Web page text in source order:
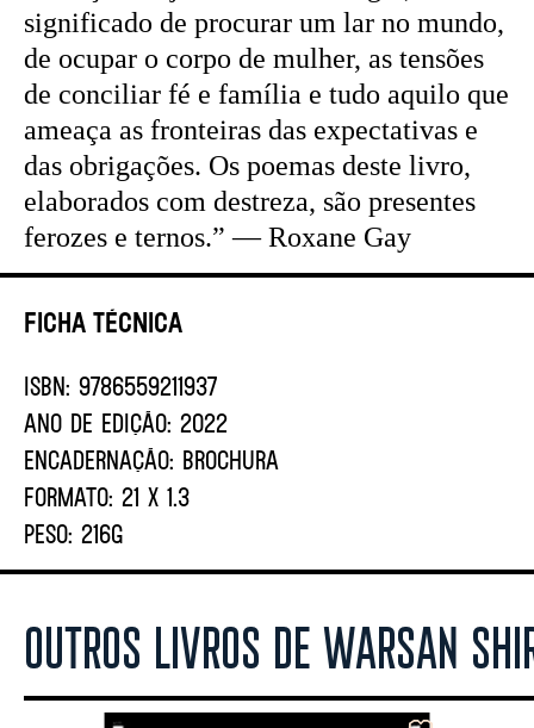
Ficha Técnica
ISBN: 9786559211937
ANO DE EDIÇÃO: 2022
ENCADERNAÇÃO: BROCHURA
FORMATO: 21 X 1.3
PESO: 216G
significado de procurar um lar no mundo,
de ocupar o corpo de mulher, as tensões
de conciliar fé e família e tudo aquilo que
ameaça as fronteiras das expectativas e
das obrigações. Os poemas deste livro,
elaborados com destreza, são presentes
ferozes e ternos.” — Roxane Gay
OUTROS LIVROS DE WARSAN